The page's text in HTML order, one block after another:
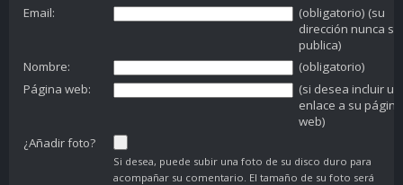
Email:
(obligatorio) (su
dirección nunca se
publica)
Nombre:
(obligatorio)
Página web:
(si desea incluir un
enlace a su página
web)
¿Añadir foto?
Si desea, puede subir una foto de su disco duro para
acompañar su comentario. El tamaño de su foto será